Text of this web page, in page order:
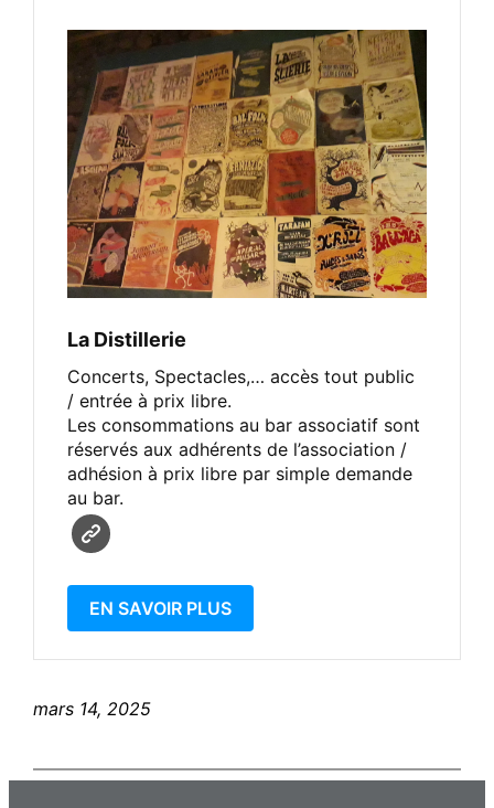
La Distillerie
Concerts, Spectacles,… accès tout public
/ entrée à prix libre.
Les consommations au bar associatif sont
réservés aux adhérents de l’association /
adhésion à prix libre par simple demande
au bar.
EN SAVOIR PLUS
mars 14, 2025